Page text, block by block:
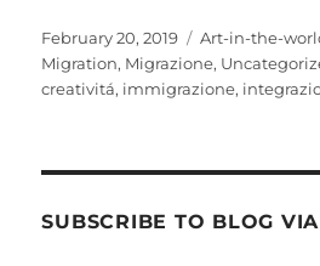
Posted
on
February 20, 2019 Categories
Art-in-the-
Migration, Migrazione,
creativitá, immigrazione,
SUBSCRIBE TO BLOG